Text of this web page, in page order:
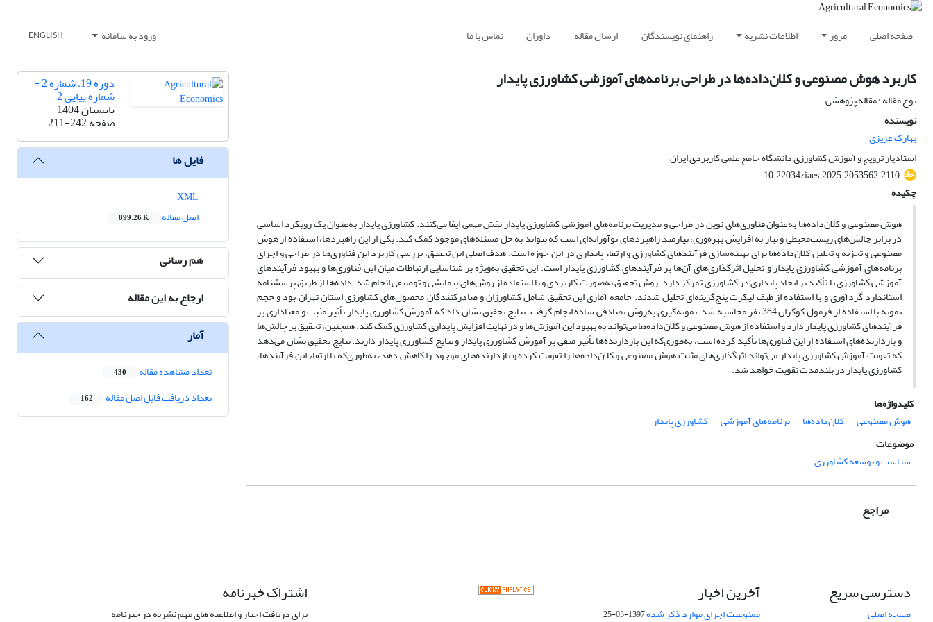
صفحه اصلی مرور اطلاعات نشریه راهنمای نویسندگان ارسال مقاله داوران تماس با ما ورود به سامانه ENGLISH
کاربرد هوش مصنوعی و کلان‌داده‌ها در طراحی برنامه‌های آموزشی کشاورزی پایدار
نوع مقاله : مقاله پژوهشی
نویسنده
بهارک عزیزی
استادیار ترویج و آموزش کشاورزی دانشگاه جامع علمی کاربردی ایران
10.22034/iaes.2025.2053562.2110
چکیده
هوش مصنوعی و کلان‌داده‌ها به‌عنوان فناوری‌های نوین در طراحی و مدیریت برنامه‌های آموزشی کشاورزی پایدار نقش مهمی ایفا می‌کنند. کشاورزی پایدار به‌عنوان یک رویکرد اساسی
در برابر چالش‌های زیست‌محیطی و نیاز به افزایش بهره‌وری، نیازمند راهبرد‌های نوآورانه‌ای است که بتواند به حل مسئله‌های موجود کمک کند. یکی از این راهبردها، استفاده از هوش
مصنوعی و تجزیه و تحلیل کلان‌داده‌ها برای بهینه‌سازی فرآیندهای کشاورزی و ارتقاء پایداری در این حوزه است. هدف اصلی این تحقیق، بررسی کاربرد این فناوری‌ها در طراحی و اجرای
برنامه‌های آموزشی کشاورزی پایدار و تحلیل اثرگذاری‌های آن‌ها بر فرآیندهای کشاورزی پایدار است. این تحقیق به‌ویژه بر شناسایی ارتباطات میان این فناوری‌ها و بهبود فرآیندهای
آموزشی کشاورزی با تأکید بر ایجاد پایداری در کشاورزی تمرکز دارد. روش تحقیق به‌صورت کاربردی و با استفاده از روش‌های پیمایشی و توصیفی انجام شد. داده‌ها از طریق پرسشنامه
استاندارد گرد‌آوری و با استفاده از طیف لیکرت پنج‌گزینه‌ای تحلیل شدند. جامعه آماری این تحقیق شامل کشاورزان و صادرکنندگان محصول‌های کشاورزی استان تهران بود و حجم
نمونه با استفاده از فرمول کوکران 384 نفر محاسبه شد. نمونه‌گیری به‌روش تصادفی ساده انجام گرفت. نتایج تحقیق نشان داد که آموزش کشاورزی پایدار تأثیر مثبت و معناداری بر
فرآیندهای کشاورزی پایدار دارد و استفاده از هوش مصنوعی و کلان‌داده‌ها می‌تواند به بهبود این آموزش‌ها و در نهایت افزایش پایداری کشاورزی کمک کند. همچنین، تحقیق بر چالش‌ها
و بازدارنده‌های استفاده از این فناوری‌ها تأکید کرده است، به‌طوری‌که این بازدارنده‌ها تأثیر منفی بر آموزش کشاورزی پایدار و نتایج کشاورزی پایدار دارند. نتایج تحقیق نشان می‌دهد
که تقویت آموزش کشاورزی پایدار می‌تواند اثرگذاری‌های مثبت هوش مصنوعی و کلان‌داده‌ها را تقویت کرده و بازدارنده‌های موجود را کاهش دهد، به‌طوری‌که با ارتقاء این فرآیندها،
کشاورزی پایدار در بلندمدت تقویت خواهد شد.
کلیدواژه‌ها
هوش مصنوعی
کلان‌داده‌ها برنامه‌های آموزشی
کشاورزی پایدار
موضوعات
سیاست و توسعه کشاورزی
مراجع
دوره 19، شماره 2 -
شماره پیاپی 2
تابستان 1404
صفحه211-242
فایل ها
اصل مقاله
899.26 K
هم رسانی
ارجاع به این مقاله
آمار
تعداد مشاهده مقاله 430
تعداد دریافت فایل اصل مقاله 162
دسترسی سریع
صفحه اصلی
آخرین اخبار
ممنوعیت اجرای موارد ذکر شده1397-03-25
اشتراک خبرنامه
برای دریافت اخبار و اطلاعیه های مهم نشریه در خبرنامه